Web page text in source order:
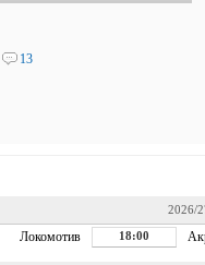
13
2026/
Локомотив 18:00